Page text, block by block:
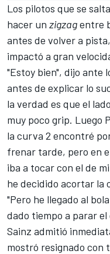
Los pilotos que se
hacer un zigzagentre
antes de volver a
impactó a gran
"Estoy bien", dijo ante
antes de explicar lo
la verdad es que el
muy poco grip. Luego
la curva 2 encontré
frenar tarde, pero en
iba a tocar con el de
he decidido acortar la
"Pero he llegado al
dado tiempo a parar el
Sainz admitió
mostró resignado con